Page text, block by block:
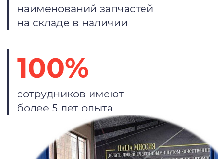
наименований запчастей
на складе в наличии
100%
сотрудников имеют
более 5 лет опыта